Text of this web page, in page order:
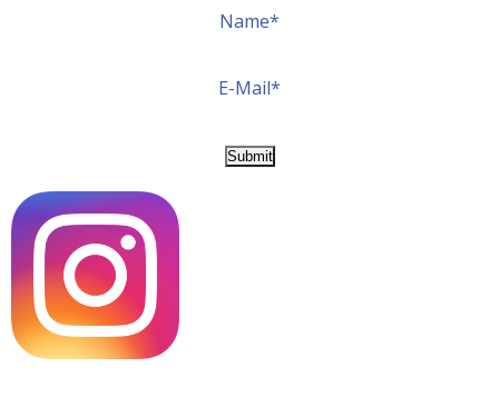
Name*
E-Mail*